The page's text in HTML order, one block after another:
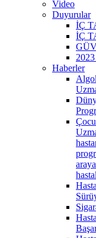
Video
Duyurular
İÇ
İÇ
Haberler